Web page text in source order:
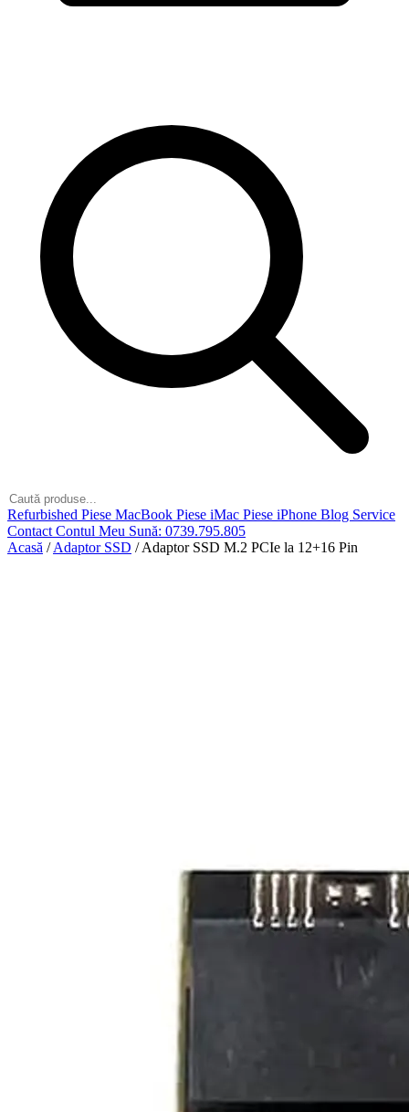
Refurbished Piese MacBook Piese iMac Piese iPhone Blog Service
Contact Contul Meu Sună: 0739.795.805
Acasă / Adaptor SSD / Adaptor SSD M.2 PCIe la 12+16 Pin